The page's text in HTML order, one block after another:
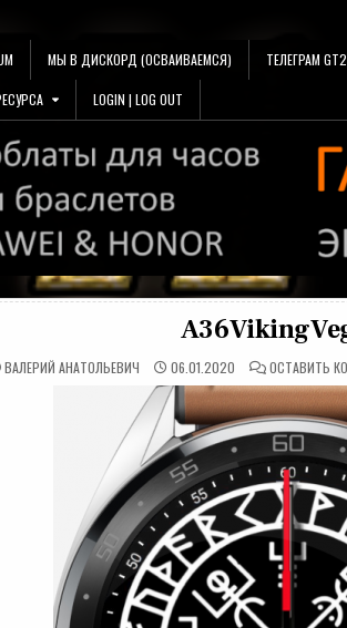
МЫ В ДИСКОРД (ОСВАИВАЕМСЯ) ТЕЛЕГРАМ
LOGIN | LOG OUT
ВАЛЕРИЙ АНАТОЛЬЕВИЧ 06.01.2020 ОСТАВИТЬ